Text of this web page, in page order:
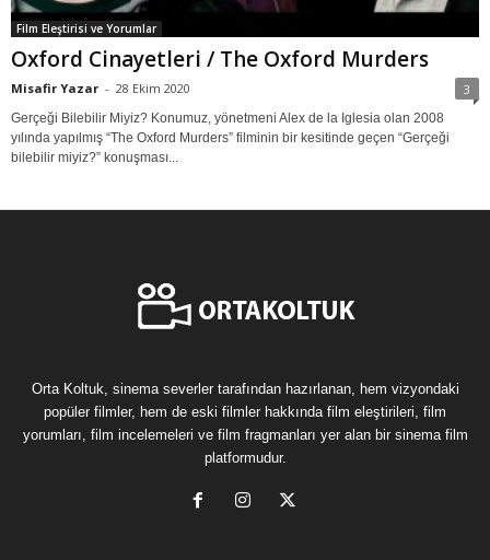
Film Eleştirisi ve Yorumlar
Oxford Cinayetleri / The Oxford Murders
Misafir Yazar - 28 Ekim 2020 3
Gerçeği Bilebilir Miyiz? Konumuz, yönetmeni Alex de la Iglesia olan 2008
yılında yapılmış “The Oxford Murders” filminin bir kesitinde geçen “Gerçeği
bilebilir miyiz?” konuşması...
Orta Koltuk, sinema severler tarafından hazırlanan, hem vizyondaki
popüler filmler, hem de eski filmler hakkında film eleştirileri, film
yorumları, film incelemeleri ve film fragmanları yer alan bir sinema film
platformudur.